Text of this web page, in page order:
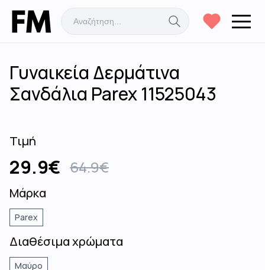
Γυναικεία Δερμάτινα
Σανδάλια Parex 11525043
Τιμή
29.9€ 64.9€
Μάρκα
Parex
Διαθέσιμα χρώματα
Μαύρο